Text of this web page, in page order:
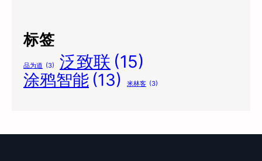
标签
品为道 (3) 泛致联 (15)
涂鸦智能 (13) 米林客 (3)